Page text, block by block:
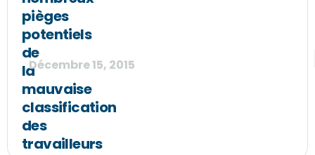
pièges
potentiels
de
la
mauvaise
classification
des
travailleurs
Décembre 15, 2015